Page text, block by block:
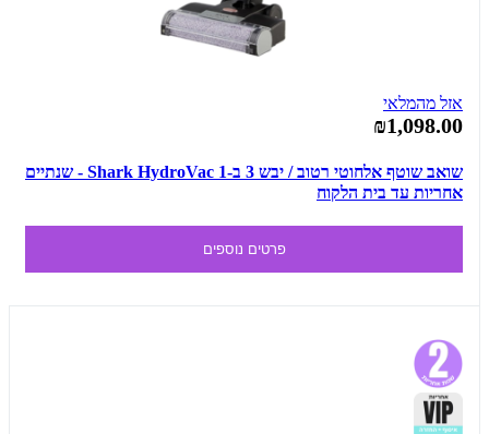
אזל מהמלאי
₪1,098.00
שואב שוטף אלחוטי רטוב / יבש 3 ב-1 Shark HydroVac - שנתיים
אחריות עד בית הלקוח
פרטים נוספים